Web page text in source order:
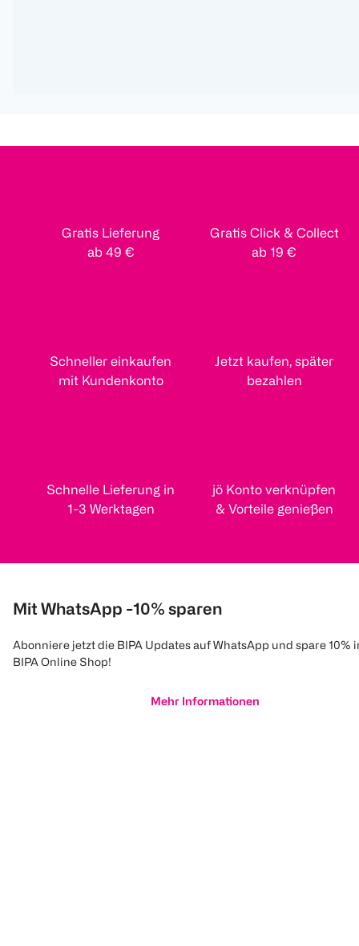
Gratis Lieferung
ab 49 €
Gratis Click & Collect
ab 19 €
Schneller einkaufen
mit Kundenkonto
Jetzt kaufen, später
bezahlen
Schnelle Lieferung in
1-3 Werktagen
jö Konto verknüpfen
& Vorteile genießen
Mit WhatsApp -10% sparen
Abonniere jetzt die BIPA Updates auf WhatsApp und spare 10%
BIPA Online Shop!
Mehr Informationen